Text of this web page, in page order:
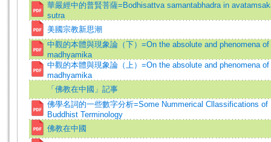
華嚴經中的普賢菩薩=Bodhisattva samantabhadra in
sutra
美國宗教新思潮
中觀的本體與現象論（下）=On the absolute and phenomena of
madhyamika
中觀的本體與現象論（上）=On the absolute and phenomena of
madhyamika
「佛教在中國」記事
佛學名詞的一些數字分析=Some Nummerical Cllassifications of
Buddhist Terminology
佛教在中國